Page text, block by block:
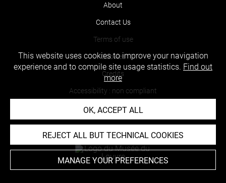
About
Contact Us
Terms of use
Cookies
Credits
Accessibility : non compliant
This website uses cookies to improve your navigation
experience and to compile site usage statistics. Find out
more
OK, ACCEPT ALL
REJECT ALL BUT TECHNICAL COOKIES
MANAGE YOUR PREFERENCES